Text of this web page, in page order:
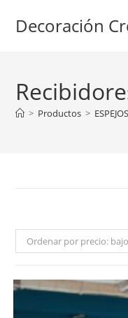
Decoración
> Productos > ESPEJOS
Ordenar por precio: